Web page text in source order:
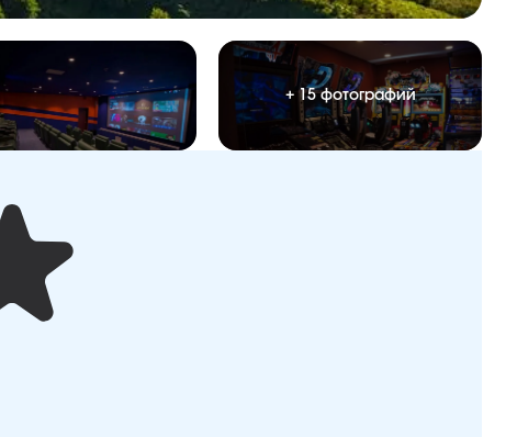
+ 15 фотографий